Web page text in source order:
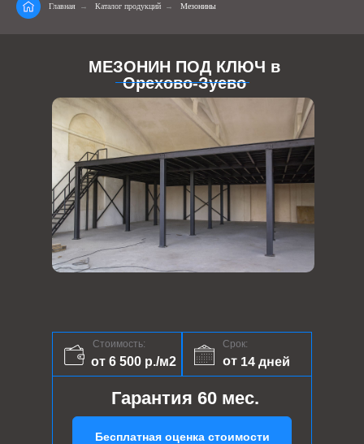
Главная → Каталог продукций → Мезонины
МЕЗОНИН ПОД КЛЮЧ в
Орехово-Зуево
Срок:
от 14 дней
Стоимость:
от 6 500 р./м2
Гарантия 60 мес.
Бесплатная оценка стоимости